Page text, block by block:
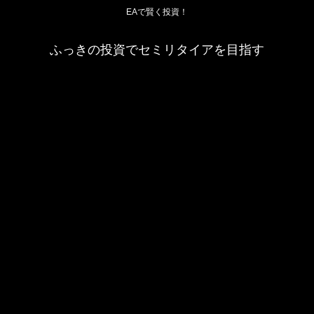
EAで賢く投資！
ふっきの投資でセミリタイアを目指す